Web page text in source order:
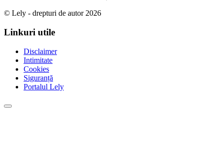
© Lely - drepturi de autor 2026
Linkuri utile
Disclaimer
Intimitate
Cookies
Siguranță
Portalul Lely